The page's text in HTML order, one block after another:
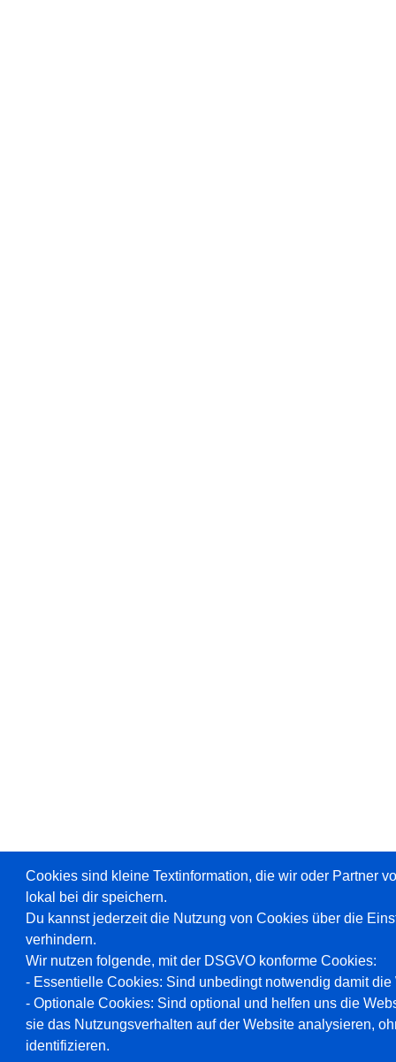
Cookies sind kleine Textinformation, die wir oder Partner
lokal bei dir speichern.
Du kannst jederzeit die Nutzung von Cookies über die
verhindern.
Wir nutzen folgende, mit der DSGVO konforme Cookies:
- Essentielle Cookies: Sind unbedingt notwendig damit
- Optionale Cookies: Sind optional und helfen uns die
sie das Nutzungsverhalten auf der Website analysieren,
identifizieren.